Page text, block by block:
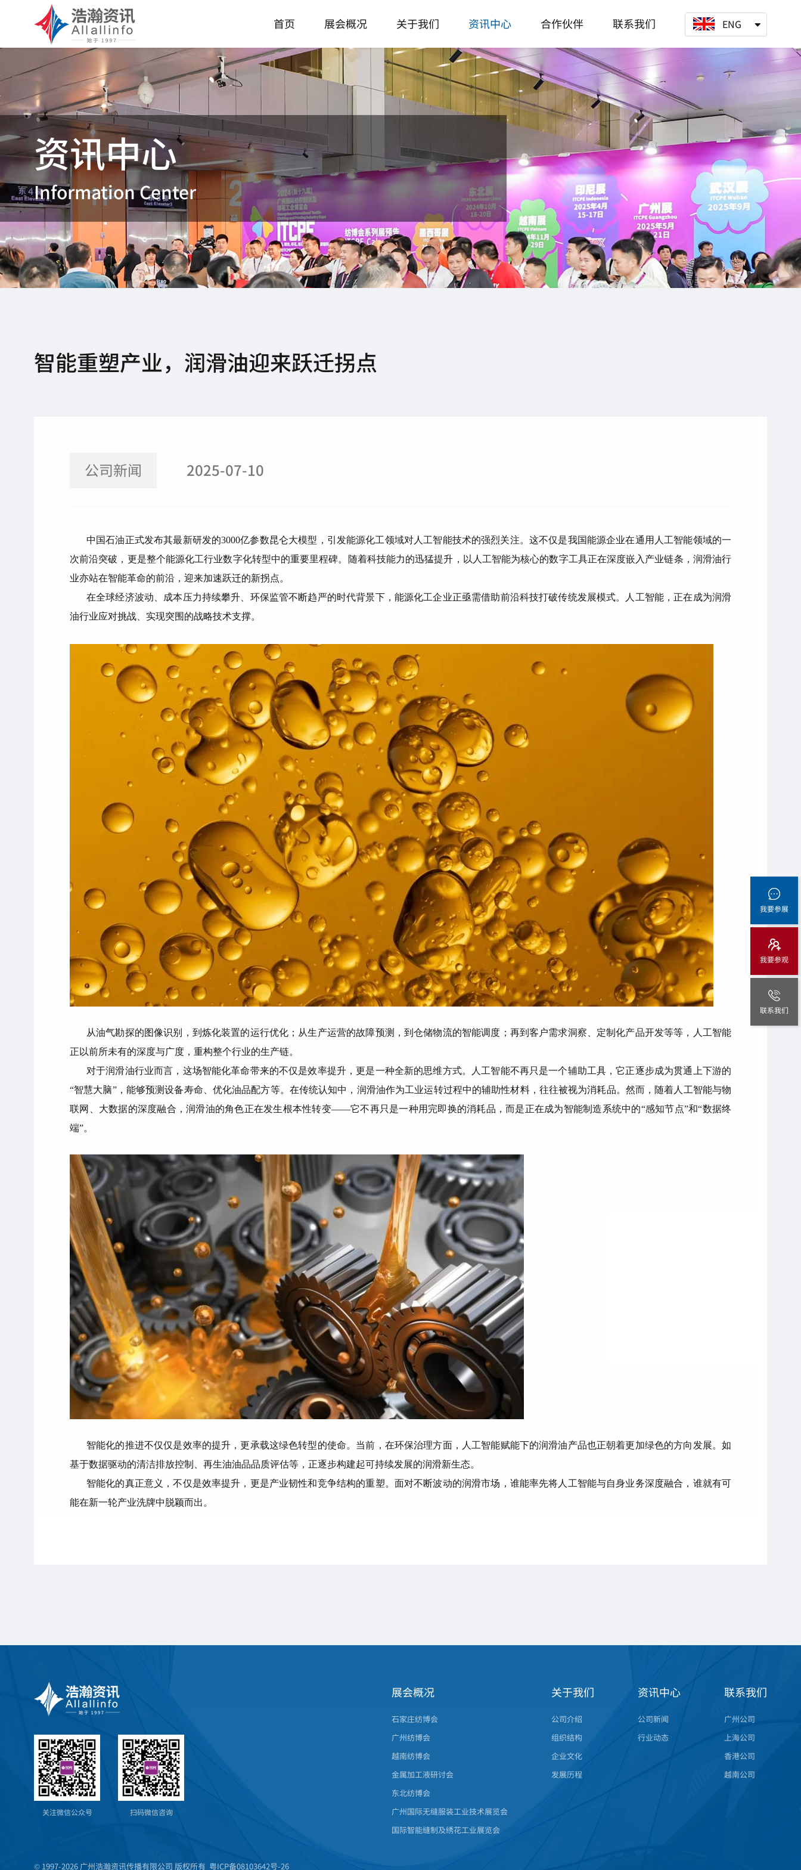
首页 展会概况 关于我们 资讯中心 合作伙伴 联系我们 ENG
资讯中心
Information Center
智能重塑产业，润滑油迎来跃迁拐点
公司新闻 2025-07-10
中国石油正式发布其最新研发的3000亿参数昆仑大模型，引发能源化工领域对人工智能技术的强烈关注。这不仅是我国能源企业在通用人工智能领域的一
次前沿突破，更是整个能源化工行业数字化转型中的重要里程碑。随着科技能力的迅猛提升，以人工智能为核心的数字工具正在深度嵌入产业链条，润滑油行
业亦站在智能革命的前沿，迎来加速跃迁的新拐点。
在全球经济波动、成本压力持续攀升、环保监管不断趋严的时代背景下，能源化工企业正亟需借助前沿科技打破传统发展模式。人工智能，正在成为润滑
油行业应对挑战、实现突围的战略技术支撑。
从油气勘探的图像识别，到炼化装置的运行优化；从生产运营的故障预测，到仓储物流的智能调度；再到客户需求洞察、定制化产品开发等等，人工智能
正以前所未有的深度与广度，重构整个行业的生产链。
对于润滑油行业而言，这场智能化革命带来的不仅是效率提升，更是一种全新的思维方式。人工智能不再只是一个辅助工具，它正逐步成为贯通上下游的
“智慧大脑”，能够预测设备寿命、优化油品配方等。在传统认知中，润滑油作为工业运转过程中的辅助性材料，往往被视为消耗品。然而，随着人工智能与物
联网、大数据的深度融合，润滑油的角色正在发生根本性转变——它不再只是一种用完即换的消耗品，而是正在成为智能制造系统中的“感知节点”和“数据终
端”。
智能化的推进不仅仅是效率的提升，更承载这绿色转型的使命。当前，在环保治理方面，人工智能赋能下的润滑油产品也正朝着更加绿色的方向发展。如
基于数据驱动的清洁排放控制、再生油油品品质评估等，正逐步构建起可持续发展的润滑新生态。
智能化的真正意义，不仅是效率提升，更是产业韧性和竞争结构的重塑。面对不断波动的润滑市场，谁能率先将人工智能与自身业务深度融合，谁就有可
能在新一轮产业洗牌中脱颖而出。
关注微信公众号 扫码微信咨询
展会概况
石家庄纺博会
广州纺博会
越南纺博会
金属加工液研讨会
东北纺博会
广州国际无缝服装工业技术展览会
国际智能缝制及绣花工业展览会
关于我们
公司介绍
组织结构
企业文化
发展历程
资讯中心
公司新闻
行业动态
联系我们
广州公司
上海公司
香港公司
越南公司
© 1997-2026 广州浩瀚资讯传播有限公司 版权所有 粤ICP备08103642号-26
我要参展
我要参观
联系我们